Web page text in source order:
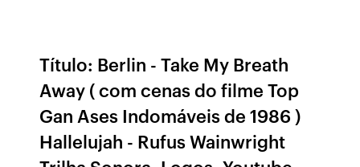
Título: Berlin - Take My Breath
Away ( com cenas do filme Top
Gan Ases Indomáveis de 1986 )
Hallelujah - Rufus Wainwright